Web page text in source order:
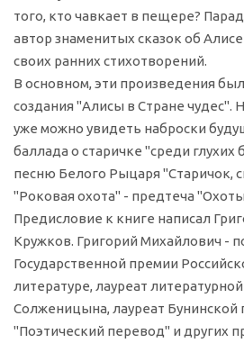
того, кто чавкает в пещере?
автор знаменитых сказок об
своих ранних стихотворений.
В основном, эти произведения
создания "Алисы в Стране чудес".
уже можно увидеть наброски
баллада о старичке "среди глухих
песню Белого Рыцаря "Старичок,
"Роковая охота" - предтеча
Предисловие к книге написал
Кружков. Григорий Михайлович -
Государственной премии
литературе, лауреат
Солженицына, лауреат Бунинской
"Поэтический перевод" и других